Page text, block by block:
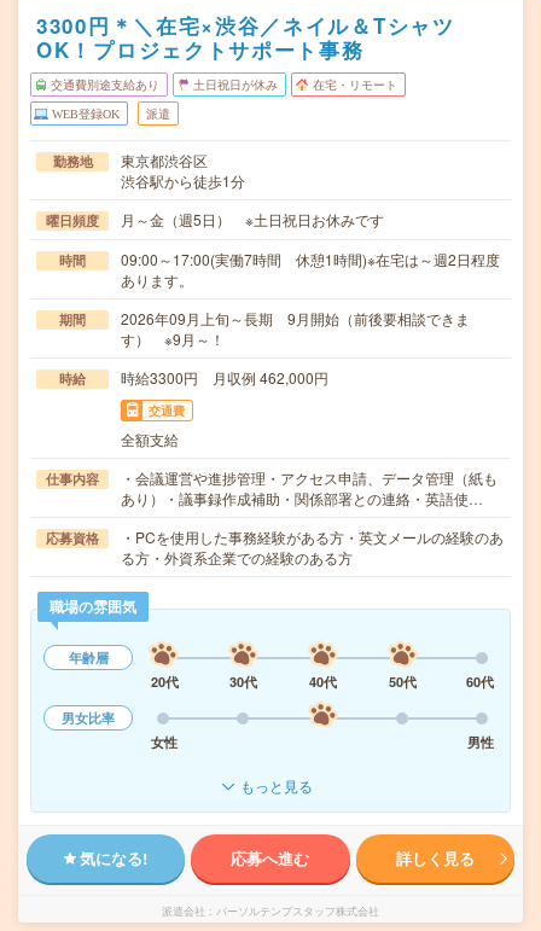
3300円＊＼在宅×渋谷／ネイル＆Tシャツ
OK！プロジェクトサポート事務
交通費別途支給あり 土日祝日が休み 在宅・リモート
WEB登録OK 派遣
勤務地
東京都渋谷区
渋谷駅から徒歩1分
曜日頻度 月～金（週5日） ※土日祝日お休みです
時間
09:00～17:00(実働7時間 休憩1時間)※在宅は～週2日程度
あります。
期間
2026年09月上旬～長期 9月開始（前後要相談できま
す） ※9月～！
時給 時給3300円 月収例 462,000円
交通費
全額支給
仕事内容
・会議運営や進捗管理・アクセス申請、データ管理（紙も
あり）・議事録作成補助・関係部署との連絡・英語使…
応募資格
・PCを使用した事務経験がある方・英文メールの経験のあ
る方・外資系企業での経験のある方
職場の雰囲気
年齢層
20代
30代 40代 50代
60代
男女比率
女性
男性
もっと見る
気になる! 応募へ進む 詳しく見る
派遣会社 パーソルテンプスタッフ株式会社